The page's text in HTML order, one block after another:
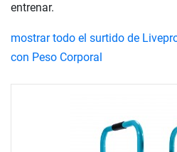
entrenar.
mostrar todo el surtido de
con Peso Corporal